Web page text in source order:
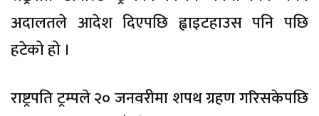
अदालतले आदेश दिएपछि ह्वाइटहाउस पनि पछि
हटेको हो ।
राष्ट्रपति ट्रम्पले २० जनवरीमा शपथ ग्रहण गरिसकेपछि